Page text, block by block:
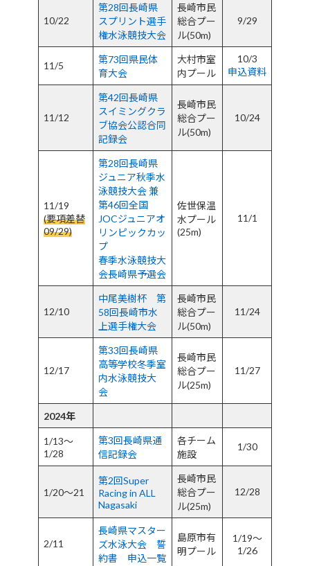
10/22
第28回長崎県
スプリント選手
権水泳競技大会
長崎市民
総合プー
ル(50m)
9/29
11/5
第73回県民体
育大会
大村市室
内プール
10/3
申込資料
11/12
第42回長崎県
スイミングクラ
ブ協会公認合同
記録会
長崎市民
総合プー
ル(50m)
10/24
11/19
(要項差替
09/29)
第28回長崎県
ジュニア秋季水
泳競技大会 兼
第46回全国
JOCジュニアオ
リンピックカッ
プ
春季水泳競技大
会長崎県予選会
佐世保温
水プール
(25m)
11/1
12/10
中尾美樹杯 第
58回長崎市水
上選手権大会
長崎市民
総合プー
ル(50m)
11/24
12/17
第33回長崎県
高等学校冬季室
内水泳競技大
会
長崎市民
総合プー
ル(25m)
11/27
2024年
1/13～
1/28
第3回長崎県通
信記録会
各チーム
施設
1/30
1/20～21
第2回Super
Racing in ALL
Nagasaki
長崎市民
総合プー
ル(25m)
12/28
2/11
長崎県マスター
ズ水泳大会
誓
約書
申込一覧
島原市有
明プール
1/19～
1/26